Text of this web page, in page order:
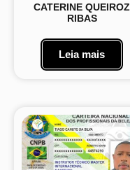
CATERINE QUEIROZ
RIBAS
Leia mais